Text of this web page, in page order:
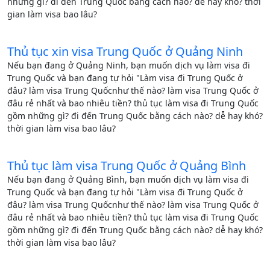
gian làm visa bao lâu?
Thủ tục xin visa Trung Quốc ở Quảng Ninh
Nếu bạn đang ở Quảng Ninh, bạn muốn dịch vụ làm visa đi
Trung Quốc và bạn đang tự hỏi "Làm visa đi Trung Quốc ở
đâu? làm visa Trung Quốcnhư thế nào? làm visa Trung Quốc ở
đâu rẻ nhất và bao nhiêu tiền? thủ tục làm visa đi Trung Quốc
gồm những gì? đi đến Trung Quốc bằng cách nào? dễ hay khó?
thời gian làm visa bao lâu?
Thủ tục làm visa Trung Quốc ở Quảng Bình
Nếu bạn đang ở Quảng Bình, bạn muốn dịch vụ làm visa đi
Trung Quốc và bạn đang tự hỏi "Làm visa đi Trung Quốc ở
đâu? làm visa Trung Quốcnhư thế nào? làm visa Trung Quốc ở
đâu rẻ nhất và bao nhiêu tiền? thủ tục làm visa đi Trung Quốc
gồm những gì? đi đến Trung Quốc bằng cách nào? dễ hay khó?
thời gian làm visa bao lâu?